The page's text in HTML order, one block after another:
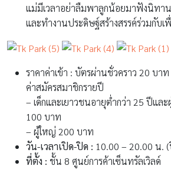
แม่มีเวลาอย่าลืมพาลูกน้อยมาฟังนิทาน
และทำงานประดิษฐ์สร้างสรรค์ร่วมกับ
ราคาค่าเข้า : บัตรผ่านชั่วคราว 20 บา
ค่าสมัครสมาชิกรายปี
– เด็กและเยาวชนอายุต่ำกว่า 25 ปีแล
100 บาท
– ผู้ใหญ่ 200 บาท
วัน-เวลาเปิด-ปิด : 10.00 – 20.00 น.
ที่ตั้ง : ชั้น 8 ศูนย์การค้าเซ็นทรัลเวิลด์